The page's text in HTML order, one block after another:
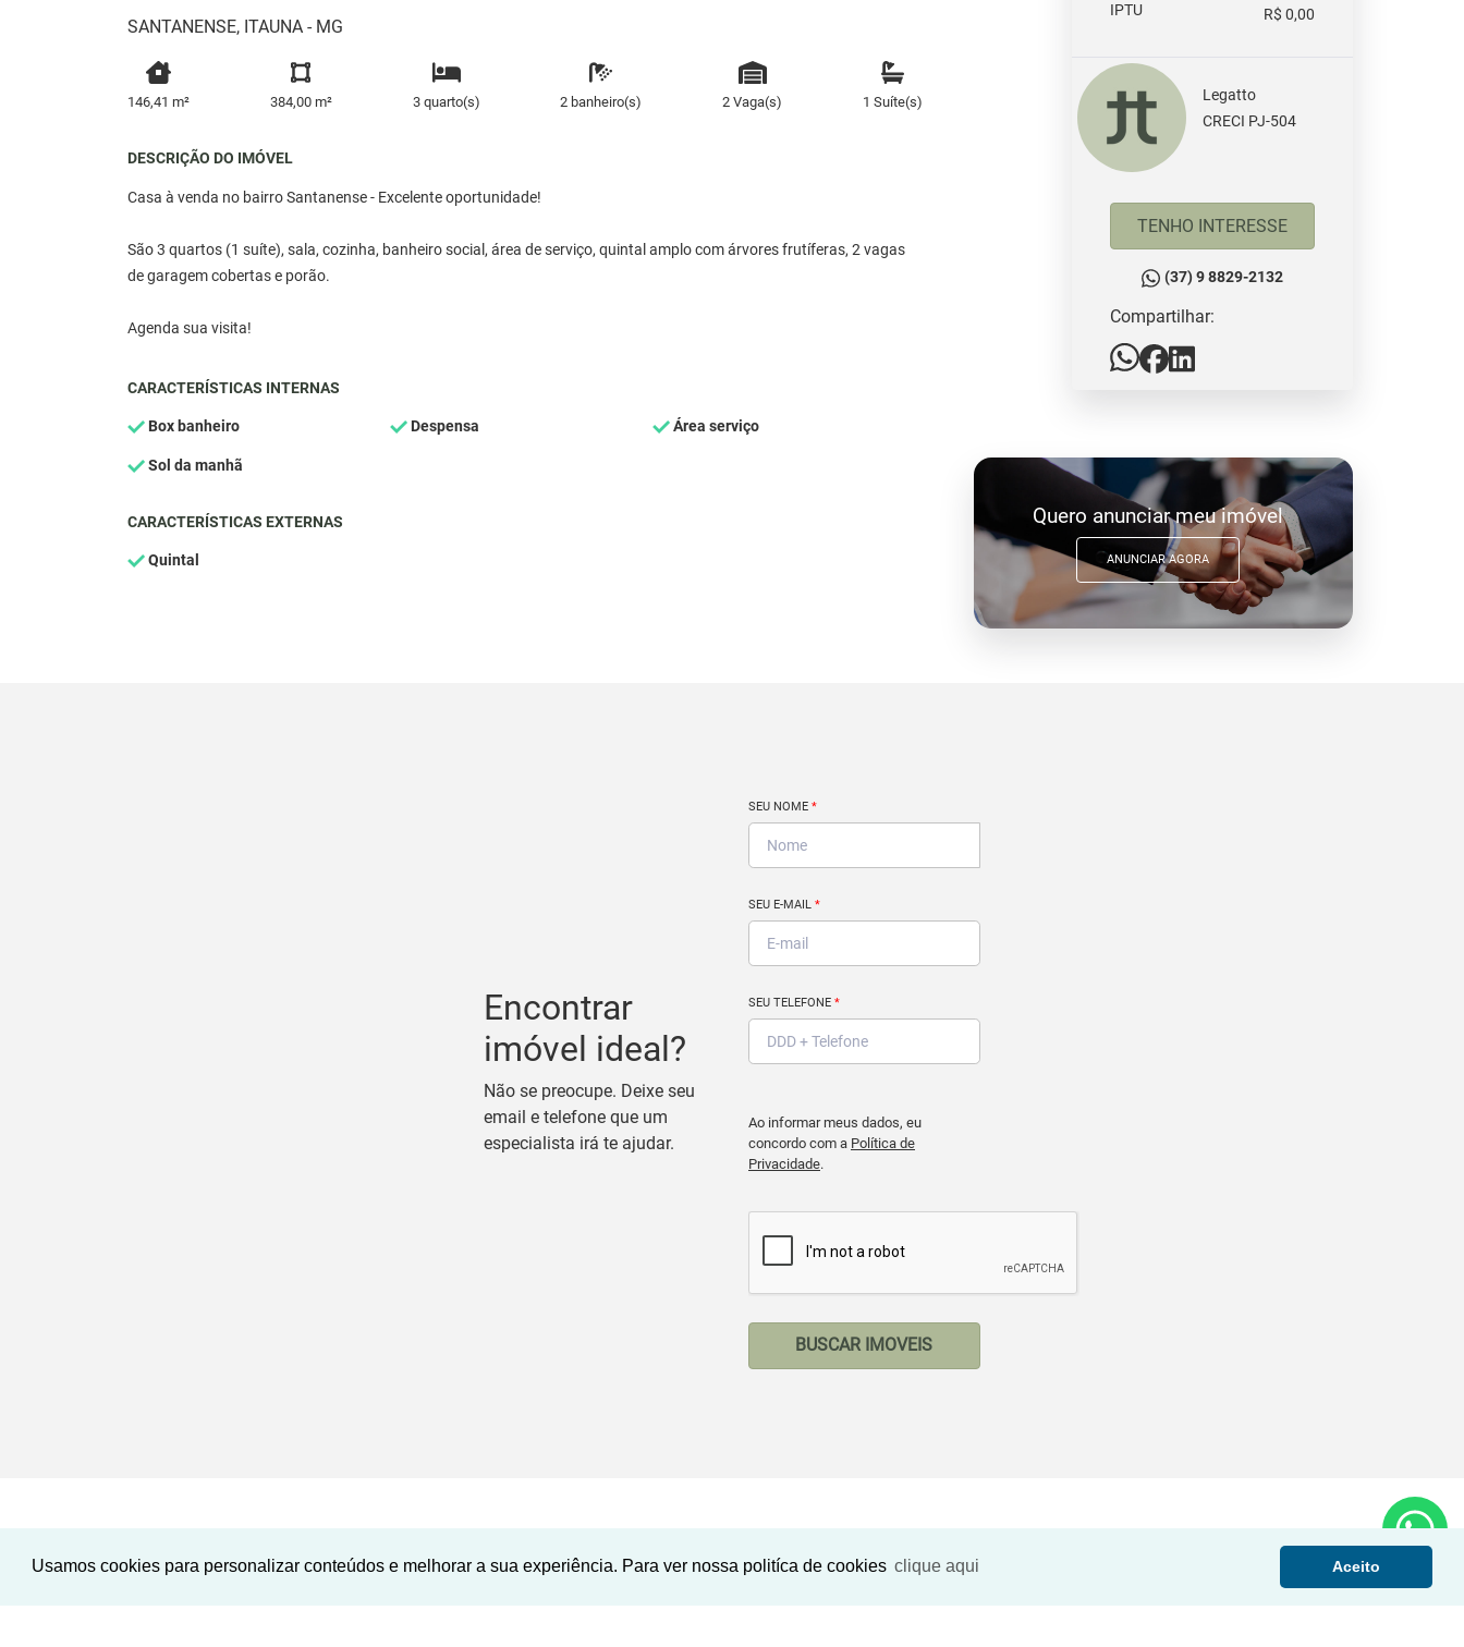
Usamos cookies para personalizar conteúdos e melhorar a sua experiência. Para ver nossa politíca de cookies clique aqui Aceito
SANTANENSE, ITAUNA - MG
146,41 m² 384,00 m² 3 quarto(s) 2 banheiro(s) 2 Vaga(s) 1 Suíte(s)
DESCRIÇÃO DO IMÓVEL
Casa à venda no bairro Santanense - Excelente oportunidade!
São 3 quartos (1 suíte), sala, cozinha, banheiro social, área de serviço, quintal amplo com árvores frutíferas, 2 vagas
de garagem cobertas e porão.
Agenda sua visita!
CARACTERÍSTICAS INTERNAS
Box banheiro Despensa Área serviço
Sol da manhã
CARACTERÍSTICAS EXTERNAS
Quintal
IPTU
R$ 0,00
Legatto
CRECI PJ-504
TENHO INTERESSE
(37) 9 8829-2132
Compartilhar:
Quero anunciar meu imóvel
ANUNCIAR AGORA
Encontrar
imóvel ideal?
Não se preocupe. Deixe seu
email e telefone que um
especialista irá te ajudar.
SEU NOME *
SEU E-MAIL *
SEU TELEFONE *
Ao informar meus dados, eu
concordo com a Política de
Privacidade.
BUSCAR IMOVEIS